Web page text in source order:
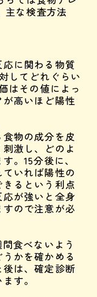
主な検査方法
に関わる物質
してどれぐらい
はその値によっ
高いほど陽性
物の成分を皮
激し、どのよ
。15分後に、
いれば陽性の
るという利点
が強いと全身
ので注意が必
食べないよう
かを確かめる
は、確定診断
す。